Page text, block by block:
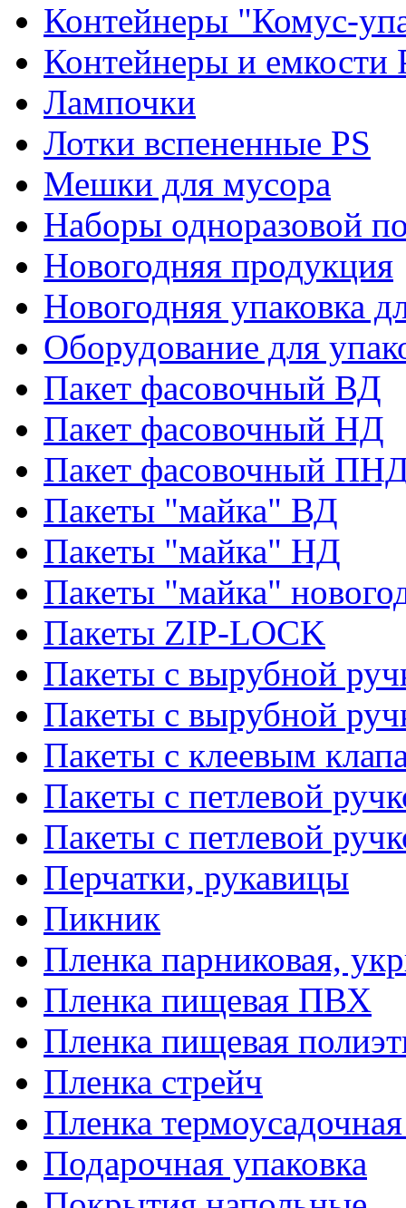
Контейнеры "Комус-
Контейнеры и емкости
Лампочки
Лотки вспененные PS
Мешки для мусора
Наборы одноразовой
Новогодняя продукция
Новогодняя упаковка
Оборудование для
Пакет фасовочный ВД
Пакет фасовочный НД
Пакет фасовочный
Пакеты "майка" ВД
Пакеты "майка" НД
Пакеты "майка"
Пакеты ZIP-LOCK
Пакеты с вырубной
Пакеты с вырубной
Пакеты с клеевым
Пакеты с петлевой
Пакеты с петлевой
Перчатки, рукавицы
Пикник
Пленка парниковая,
Пленка пищевая ПВХ
Пленка пищевая
Пленка стрейч
Пленка
Подарочная упаковка